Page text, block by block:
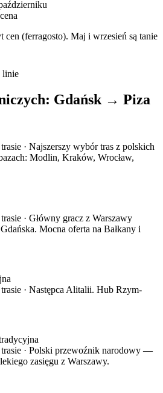
cen (ferragosto). Maj i wrzesień są tanie
linie
Gdańsk → Piza
· Najszerszy wybór tras z polskich
Modlin, Kraków, Wrocław,
· Główny gracz z Warszawy
Mocna oferta na Bałkany i
· Następca Alitalii. Hub Rzym-
· Polski przewoźnik narodowy —
zasięgu z Warszawy.